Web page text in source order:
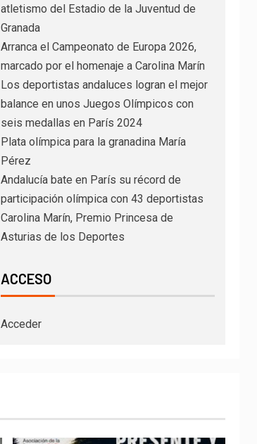
atletismo del Estadio de la Juventud de
Granada
Arranca el Campeonato de Europa 2026,
marcado por el homenaje a Carolina Marín
Los deportistas andaluces logran el mejor
balance en unos Juegos Olímpicos con
seis medallas en París 2024
Plata olímpica para la granadina María
Pérez
Andalucía bate en París su récord de
participación olímpica con 43 deportistas
Carolina Marín, Premio Princesa de
Asturias de los Deportes
ACCESO
Acceder